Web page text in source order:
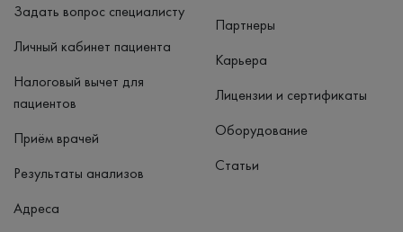
Задать вопрос специалисту
Личный кабинет пациента
Налоговый вычет для
пациентов
Приём врачей
Результаты анализов
Адреса
Партнеры
Карьера
Лицензии и сертификаты
Оборудование
Статьи